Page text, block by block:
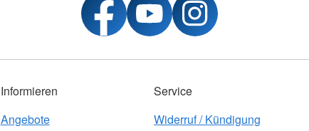
Informieren
Angebote
Service
Widerruf / Kündigung